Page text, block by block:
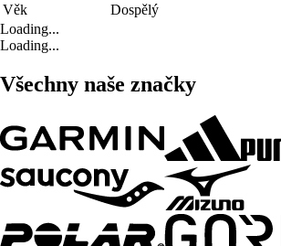
Věk
Dospělý
Loading...
Loading...
Všechny naše značky